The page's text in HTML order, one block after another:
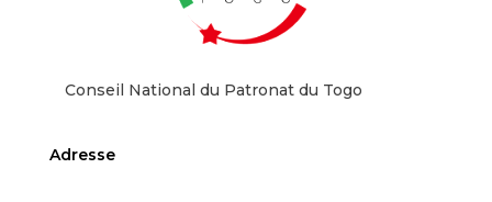
Conseil National du Patronat du Togo
Adresse